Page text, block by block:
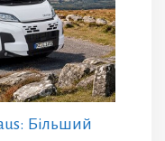
Більший